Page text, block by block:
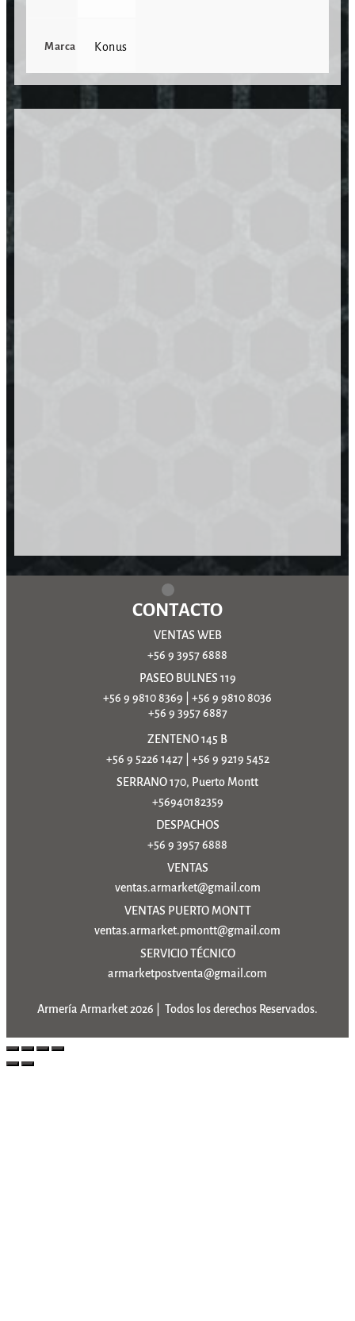
Marca Konus
CONTACTO
VENTAS WEB
+56 9 3957 6888
PASEO BULNES 119
+56 9 9810 8369
+56 9 9810 8036
+56 9 3957 6887
ZENTENO 145 B
+56 9 5226 1427| +56 9 9219 5452
SERRANO 170, Puerto Montt
+56940182359
DESPACHOS
+56 9 3957 6888
VENTAS
ventas.armarket@gmail.com
VENTAS PUERTO MONTT
ventas.armarket.pmontt@gmail.com
SERVICIO TÉCNICO
armarketpostventa@gmail.com
Armería Armarket 2026 | Todos los derechos Reservados.